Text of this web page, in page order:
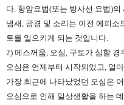
다. 항암요법(또는 방사선 요법)
냄새, 광경 및 소리는 이전 에피
토를 일으키게 되는 것입니다.
2) 메스꺼움, 오심, 구토가 심할
오심은 언제부터 시작되었고, 얼
가장 최근에 나타났었던 오심은
오심으로 인해 일상생활을 하는